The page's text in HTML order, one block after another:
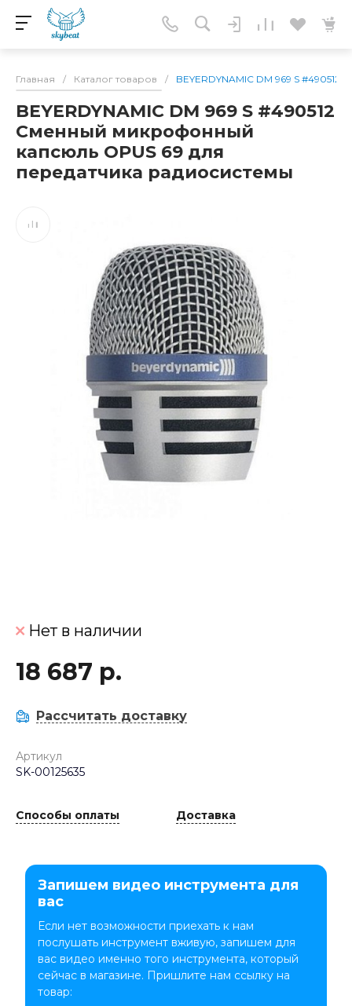
Главная / Каталог товаров / BEYERDYNAMIC DM 969 S
BEYERDYNAMIC DM 969 S #490512
Сменный микрофонный
капсюль OPUS 69 для
передатчика радиосистемы
Нет в наличии
18 687 р.
Рассчитать доставку
Артикул
SK-00125635
Способы оплаты Доставка
Запишем видео инструмента для
вас
Если нет возможности приехать к нам
послушать инструмент вживую, запишем для
вас видео именно того инструмента, который
сейчас в магазине. Пришлите нам ссылку на
товар: